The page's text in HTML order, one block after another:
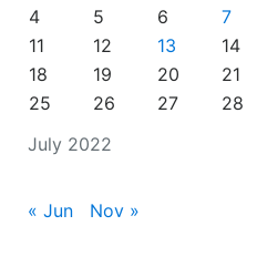
July 2022
4
5 6 7
11
12 13 14
18
19 20 21
25
26 27 28
« Jun Nov »